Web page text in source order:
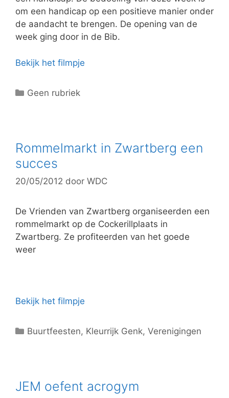
om een handicap op een positieve manier onder
de aandacht te brengen. De opening van de
week ging door in de Bib.
Bekijk het filmpje
C
g
o
r
i
ë
n
Geen rubriek
Rommelmarkt in Zwartberg een
succes
20/05/2012 door WDC
De Vrienden van Zwartberg organiseerden een
rommelmarkt op de Cockerillplaats in
Zwartberg. Ze profiteerden van het goede
weer
Bekijk het filmpje
C
g
Buurtfeesten, Kleurrijk Genk,Verenigingen
JEM oefent acrogym